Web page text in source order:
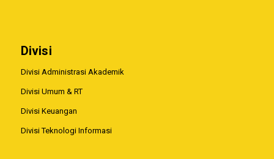
Divisi
Divisi Administrasi Akademik
Divisi Umum & RT
Divisi Keuangan
Divisi Teknologi Informasi